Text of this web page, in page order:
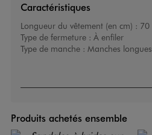
Caractéristiques
Longueur du vêtement (en cm) : 70
Type de fermeture : À enfiler
Type de manche : Manches longues
Produits achetés ensemble